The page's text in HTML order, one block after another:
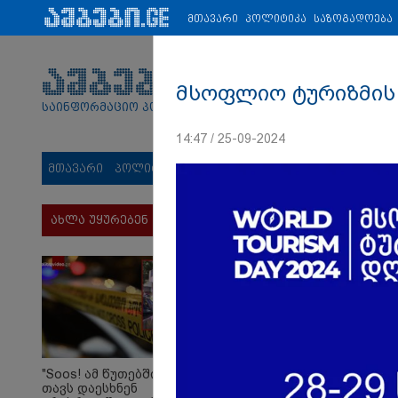
პარტნიორები: ახალი ამბები ეკონომიკა ვიდეო
საინფორმაციო პორტალი
მთავარი პოლიტიკა
ახლა უყურებენ
"Soos! ამ წუთებში
თავს დაესხნენ
მთავარი პოლიტიკა საზოგადოება
მსოფლიო ტურიზმის
14:47 / 25-09-2024